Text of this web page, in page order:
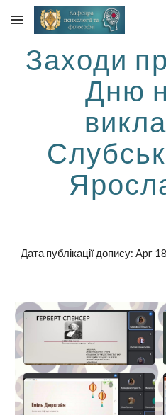
Skip to main content
Заходи
Дню
Дата публікації допису: Apr